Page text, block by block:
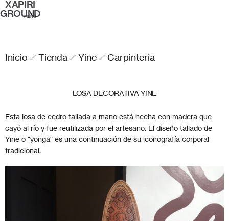
MENÚ
XAPIRI
GROUND
Inicio Tienda Yine Carpintería
LOSA DECORATIVA YINE
Esta losa de cedro tallada a mano está hecha con madera que
cayó al río y fue reutilizada por el artesano. El diseño tallado de
Yine o "yonga" es una continuación de su iconografía corporal
tradicional.